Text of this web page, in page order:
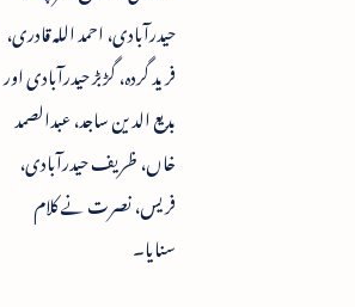
حیدرآبادی، احمد اللہ قادری،
فرید گردہ، گڑبڑ حیدرآبادی اور
بدیع الدین ساجد، عبدالصمد
خاں، ظریف حیدرآبادی،
فریس، نصرت نے کلام
سنایا۔